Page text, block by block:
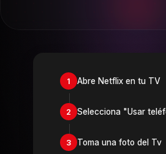
1 Abre Netflix en tu TV
2 Selecciona "Usar
3 Toma una foto del Tv